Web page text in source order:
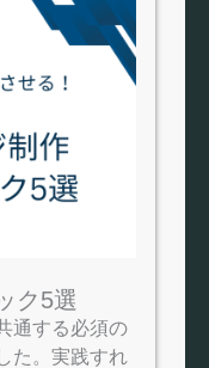
ク5選
通する必須の
た。実践すれ